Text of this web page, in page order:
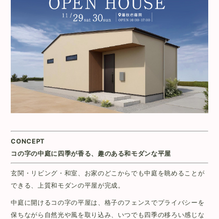
CONCEPT
コの字の中庭に四季が香る、趣のある和モダンな平屋
玄関・リビング・和室、お家のどこからでも中庭を眺めることが
できる、上質和モダンの平屋が完成。
中庭に開けるコの字の平屋は、格子のフェンスでプライバシーを
保ちながら自然光や風を取り込み、いつでも四季の移ろい感じな